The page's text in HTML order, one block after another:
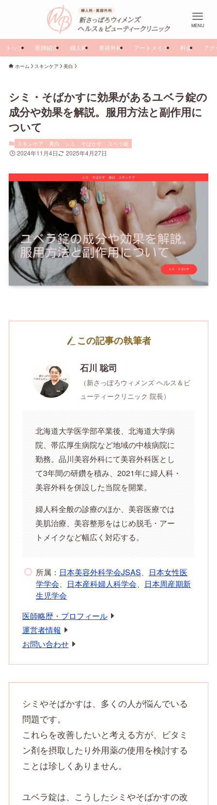
MENU
トップ 医師紹介 婦人科 美容外科 アートメイク 料金 アク
ホーム スキンケア 美白
シミ・そばかすに効果があるユベラ錠の
成分や効果を解説。服用方法と副作用に
ついて
スキンケア 美白 シミ そばかす ユベラ錠
2024年11月4日 2025年4月27日
この記事の執筆者
石川 聡司
（新さっぽろウィメンズ ヘルス＆ビ
ューティークリニック 院長）
北海道大学医学部卒業後、北海道大学病
院、帯広厚生病院など地域の中核病院に
勤務。品川美容外科にて美容外科医とし
て3年間の研鑽を積み、2021年に婦人科・
美容外科を併設した当院を開業。
婦人科全般の診療のほか、美容医療では
美肌治療、美容整形をはじめ脱毛・アー
トメイクなど幅広く対応する。
所属： 日本美容外科学会JSAS
日本女性医
学学会
日本産科婦人科学会
日本周産期新
生児学会
医師略歴・プロフィール
運営者情報
お問い合わせ
シミやそばかすは、多くの人が悩んでいる
問題です。
これらを改善したいと考える方が、ビタミ
ン剤を摂取したり外用薬の使用を検討する
ことは珍しくありません。
ユベラ錠は、こうしたシミやそばかすの改